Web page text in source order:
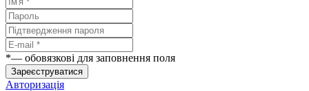
*— обовязкові для заповнення поля
Зареєструватися
Авторизація